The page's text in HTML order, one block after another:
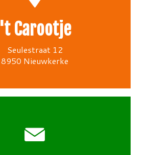
't Carootje
Seulestraat 12
8950 Nieuwkerke